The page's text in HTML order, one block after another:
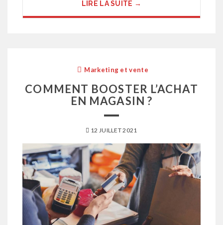
LIRE LA SUITE →
Marketing et vente
COMMENT BOOSTER L’ACHAT
EN MAGASIN ?
12 JUILLET 2021